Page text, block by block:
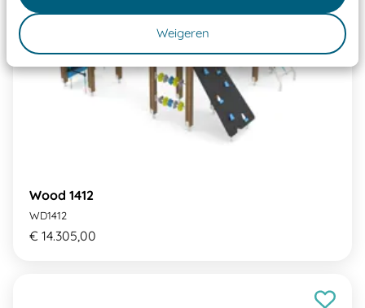
Weigeren
Wood 1412
WD1412
€ 14.305,00